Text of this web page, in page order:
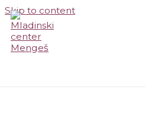
Skip to content